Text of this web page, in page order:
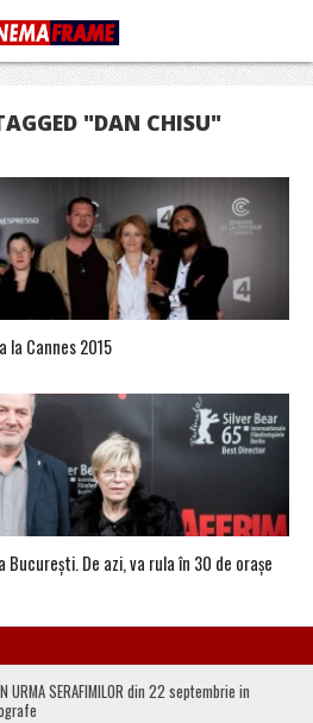
"DAN CHISU"
la Cannes 2015
București. De azi, va rula în 30 de orașe
URMA SERAFIMILOR din 22 septembrie in